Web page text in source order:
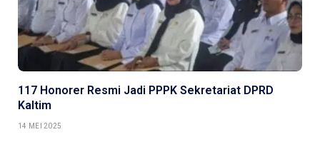
117 Honorer Resmi Jadi PPPK Sekretariat DPRD
Kaltim
14 MEI 2025